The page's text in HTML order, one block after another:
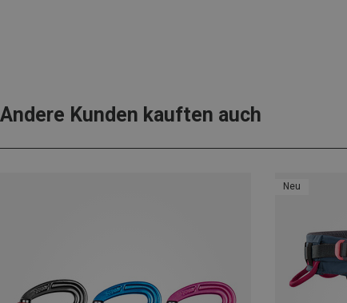
Andere Kunden kauften auch
Neu